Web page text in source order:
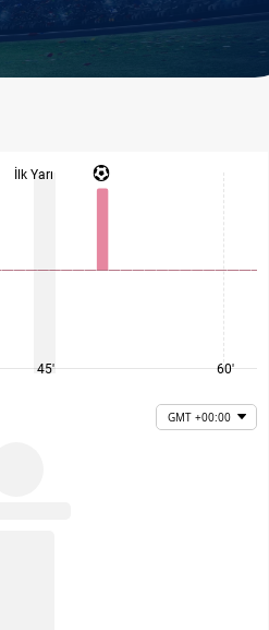
İlk Yarı
45' 60'
GMT +00:00